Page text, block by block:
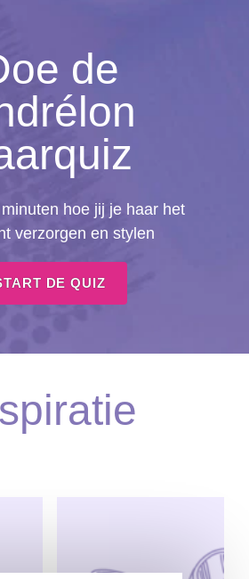
de
hoe jij je haar het
verzorgen en stylen
DE QUIZ